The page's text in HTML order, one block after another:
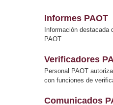
Informes PAOT
Información destacada
PAOT
Verificadores
Personal PAOT
con funciones de
Comunicados